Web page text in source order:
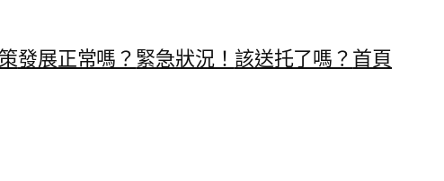
發展正常嗎？ 緊急狀況！ 該送托了嗎？ 首頁